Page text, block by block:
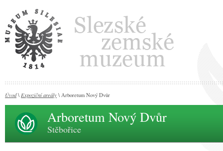
Úvod\ Expoziční areály \ Arboretum Nový Dvůr
Arboretum Nový Dvůr
Stěbořice